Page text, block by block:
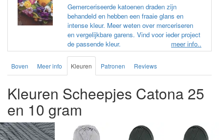
Gemerceriseerde katoenen draden zijn
behandeld en hebben een fraaie glans en
intense kleur. Meer weten over merceriseren
en vergelijkbare garens. Vind voor ieder project
de passende kleur.
meer info..
Boven Meer info Kleuren Patronen Reviews
Kleuren Scheepjes Catona 25
en 10 gram